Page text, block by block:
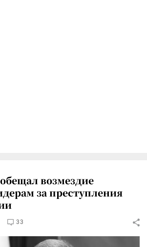
возмездие
за преступления
33